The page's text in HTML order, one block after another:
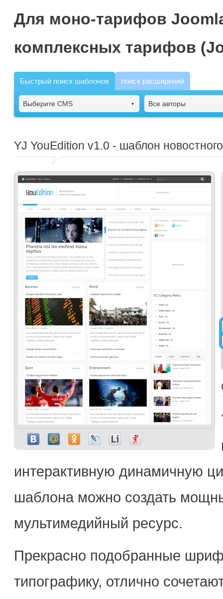
Для моно-тарифов
комплексных тарифов
Быстрый поиск шаблонов поиск расширений
Выберите CMS Все авторы
YJ YouEdition v1.0 - шаблон
интерактивную динамичную
шаблона можно создать
мультимедийный ресурс.
Прекрасно подобранные
типографику, отлично